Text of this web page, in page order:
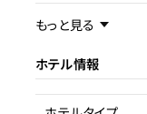
現状
事業内容／事業特徴
ターゲット層
もっと見る
ホテル情報